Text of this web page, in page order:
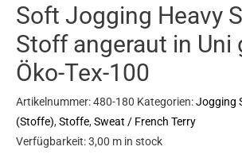
Soft Jogging Heavy
Stoff angeraut in Uni
Öko-Tex-100
Artikelnummer:480-180 Kategorien:Jogging
(Stoffe), Stoffe, Sweat / French Terry
Verfügbarkeit:3,00 m in stock